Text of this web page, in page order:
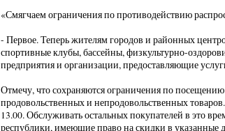
«Смягчаем ограничения по противодействию
- Первое. Теперь жителям городов и районных
спортивные клубы, бассейны, физкультурно-
предприятия и организации, предоставляющие
Отмечу, что сохраняются ограничения по
продовольственных и непродовольственных
13.00. Обслуживать остальных покупателей в это
республики, имеющие право на скидки в указанные